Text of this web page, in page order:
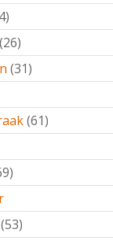
(26)
(31)
(61)
(53)